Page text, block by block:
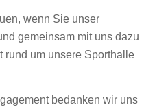
wenn Sie unser
gemeinsam mit uns dazu
rund um unsere Sporthalle
bedanken wir uns